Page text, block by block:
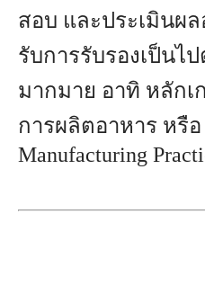
สอบ และประเมินผล
รับการรับรองเป็นไ
มากมาย อาทิ หลัก
การผลิตอาหาร หรือ
Manufacturing